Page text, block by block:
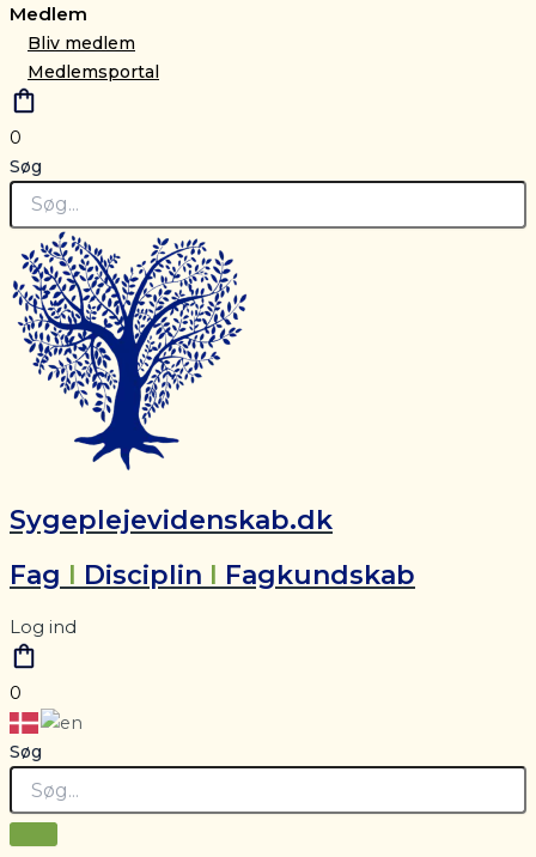
Medlem
Bliv medlem
Medlemsportal
0
Søg
Sygeplejevidenskab.dk
Fag I Disciplin I Fagkundskab
Log ind
0
Søg